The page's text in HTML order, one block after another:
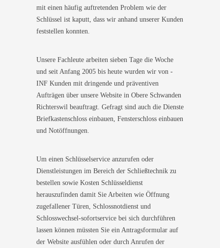
mit einen häufig auftretenden Problem wie der
Schlüssel ist kaputt, dass wir anhand unserer Kunden
feststellen konnten.
Unsere Fachleute arbeiten sieben Tage die Woche
und seit Anfang 2005 bis heute wurden wir von -
INF Kunden mit dringende und präventiven
Aufträgen über unsere Website in Obere Schwanden
Richterswil beauftragt. Gefragt sind auch die Dienste
Briefkastenschloss einbauen, Fensterschloss einbauen
und Notöffnungen.
Um einen Schlüsselservice anzurufen oder
Dienstleistungen im Bereich der Schließtechnik zu
bestellen sowie Kosten Schlüsseldienst
herauszufinden damit Sie Arbeiten wie Öffnung
zugefallener Türen, Schlossnotdienst und
Schlosswechsel-sofortservice bei sich durchführen
lassen können müssten Sie ein Antragsformular auf
der Website ausfühlen oder durch Anrufen der